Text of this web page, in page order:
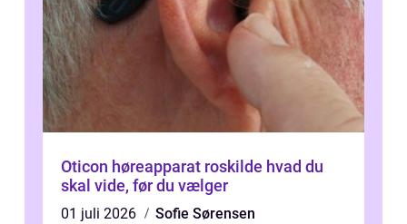
Oticon høreapparat roskilde hvad du
skal vide, før du vælger
01 juli 2026
Sofie Sørensen